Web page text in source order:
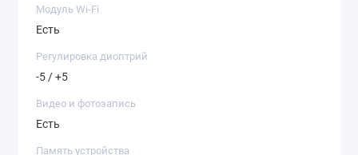
Широкое поле зрения
12.6 x 19.4
С широким углом обзора
тепловизионного монокуляра
Unique UH 35 ни одна цель не
Модуль Wi-Fi
Есть
Регулировка диоптрий
-5 / +5
Видео и фотозапись
Есть
Память устройства